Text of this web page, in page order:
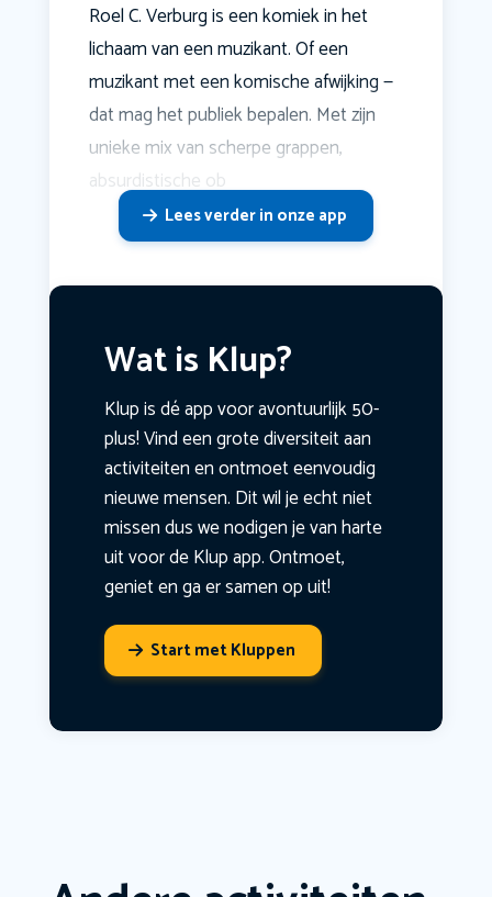
Roel C. Verburg is een komiek in het
lichaam van een muzikant. Of een
muzikant met een komische afwijking —
dat mag het publiek bepalen. Met zijn
unieke mix van scherpe grappen,
absurdistische ob
Lees verder in onze app
Wat is Klup?
Klup is dé app voor avontuurlijk 50-
plus! Vind een grote diversiteit aan
activiteiten en ontmoet eenvoudig
nieuwe mensen. Dit wil je echt niet
missen dus we nodigen je van harte
uit voor de Klup app. Ontmoet,
geniet en ga er samen op uit!
Start met Kluppen